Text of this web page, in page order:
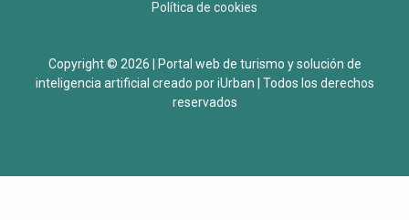
Política de cookies
Copyright © 2026 | Portal web de turismo y solución de
inteligencia artificial creado por iUrban | Todos los derechos
reservados